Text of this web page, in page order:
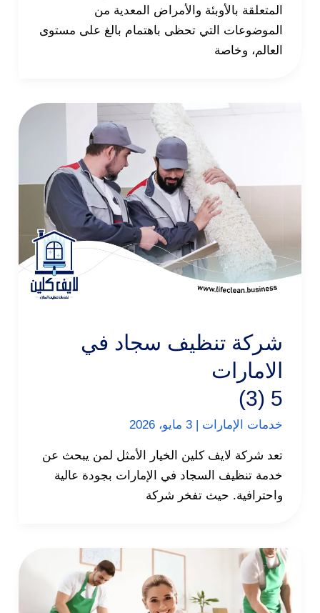
المتعلقة بالأوبئة والأمراض المعدية من
الموضوعات التي تحظى باهتمام بالغ على مستوى
العالم، وخاصة
شركة تنظيف سجاد في
الامارات
5 (3)
خدمات الإمارات | 3 مايو، 2026
تعد شركة لايف كلين الخيار الأمثل لمن يبحث عن
خدمة تنظيف السجاد في الإمارات بجودة عالية
واحترافية. حيث تفخر شركة